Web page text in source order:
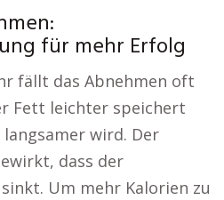
für mehr Erfolg
fällt das Abnehmen oft
Fett leichter speichert
wird. Der
dass der
Um mehr Kalorien zu